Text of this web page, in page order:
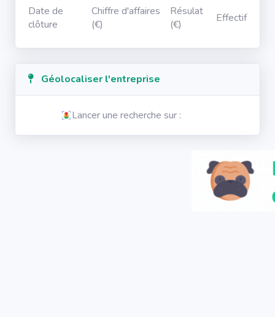
Date de
clôture
Chiffre d'affaires
(€)
Résulat
(€)
Effectif
Géolocaliser l'entreprise
Lancer une recherche sur :